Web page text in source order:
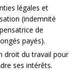
légales et
(indemnité
de
payés).
droit du travail pour
ses intérêts.